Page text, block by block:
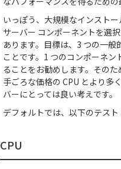
いっぽう、大規模なインスト
サーバー コンポーネントを選
あります。目標は、3 つの一
ことです。1 つのコンポーネ
ることをお勧めします。そのた
手ごろな価格の CPU とより多
バーにとっては良い考えです。
デフォルトでは、以下のテスト
CPU